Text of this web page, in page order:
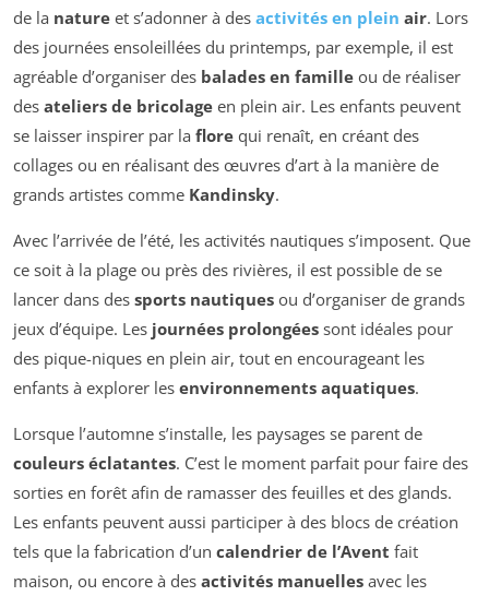
de la nature et s’adonner à des activités en plein air. Lors
des journées ensoleillées du printemps, par exemple, il est
agréable d’organiser des balades en famille ou de réaliser
des ateliers de bricolage en plein air. Les enfants peuvent
se laisser inspirer par la flore qui renaît, en créant des
collages ou en réalisant des œuvres d’art à la manière de
grands artistes comme Kandinsky.
Avec l’arrivée de l’été, les activités nautiques s’imposent. Que
ce soit à la plage ou près des rivières, il est possible de se
lancer dans des sports nautiques ou d’organiser de grands
jeux d’équipe. Les journées prolongées sont idéales pour
des pique-niques en plein air, tout en encourageant les
enfants à explorer les environnements aquatiques.
Lorsque l’automne s’installe, les paysages se parent de
couleurs éclatantes. C’est le moment parfait pour faire des
sorties en forêt afin de ramasser des feuilles et des glands.
Les enfants peuvent aussi participer à des blocs de création
tels que la fabrication d’un calendrier de l’Avent fait
maison, ou encore à des activités manuelles avec les